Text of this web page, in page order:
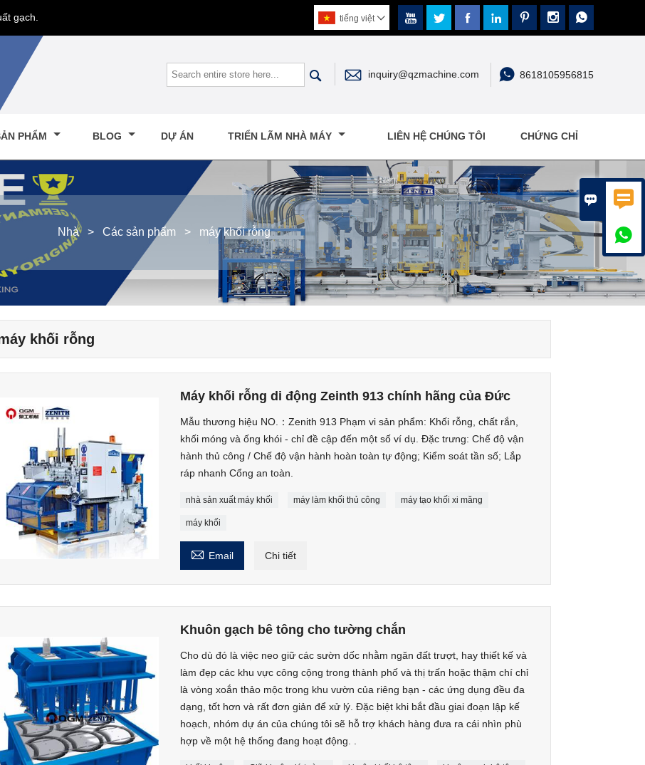
 

gạch.       
tiếng việt 
  inquiry@qzmachine.com  8618105956815
PHẨM BLOG DỰ ÁN TRIỂN LÃM NHÀ MÁY LIÊN HỆ CHÚNG TÔI CHỨNG CHỈ
Nhà > Các sản phẩm > máy khối rỗng
khối rỗng
Máy khối rỗng di động Zeinth 913 chính hãng của Đức
Mẫu thương hiệu NO.：Zenith 913 Phạm vi sản phẩm: Khối rỗng, chất rắn,
khối móng và ống khói - chỉ đề cập đến một số ví dụ. Đặc trưng: Chế độ vận
hành thủ công / Chế độ vận hành hoàn toàn tự động; Kiểm soát tần số; Lắp
ráp nhanh Cổng an toàn.
nhà sản xuất máy khối máy làm khối thủ công máy tạo khối xi măng
máy khối
 Email Chi tiết
Khuôn gạch bê tông cho tường chắn
Cho dù đó là việc neo giữ các sườn dốc nhằm ngăn đất trượt, hay thiết kế và
làm đẹp các khu vực công cộng trong thành phố và thị trấn hoặc thậm chí chỉ
là vòng xoắn thảo mộc trong khu vườn của riêng bạn - các ứng dụng đều đa
dạng, tốt hơn và rất đơn giản để xử lý. Đặc biệt khi bắt đầu giai đoạn lập kế
hoạch, nhóm dự án của chúng tôi sẽ hỗ trợ khách hàng đưa ra cái nhìn phù
hợp về một hệ thống đang hoạt động. .